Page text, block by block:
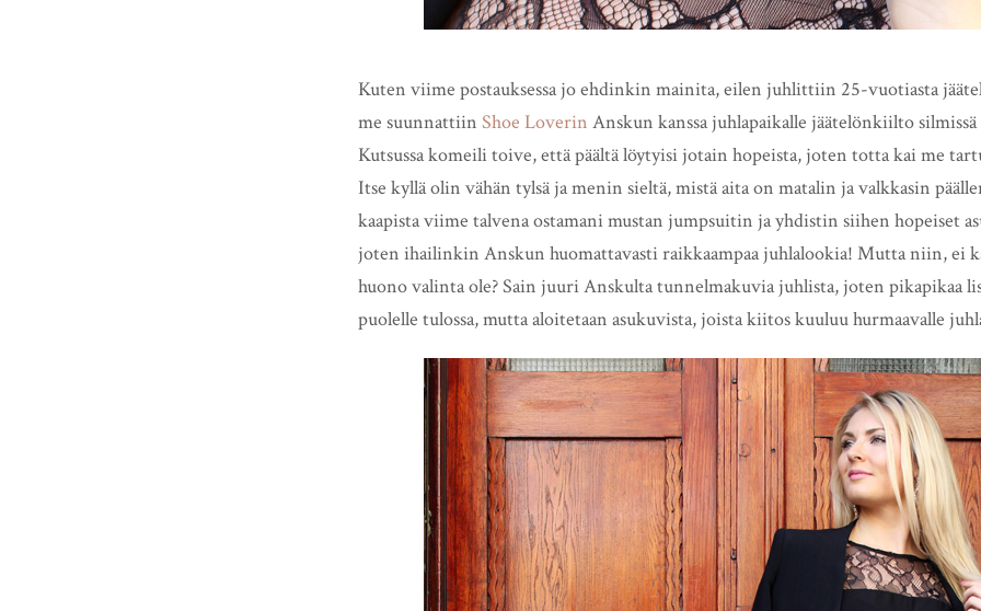
Kuten viime postauksessa jo ehdinkin mainita, eilen juhlittiin 25-vuotiasta
me suunnattiin Shoe Loverin Anskun kanssa juhlapaikalle jäätelönkiilto silmissä
Kutsussa komeili toive, että päältä löytyisi jotain hopeista, joten totta kai me
Itse kyllä olin vähän tylsä ja menin sieltä, mistä aita on matalin ja valkkasin
kaapista viime talvena ostamani mustan jumpsuitin ja yhdistin siihen hopeiset
joten ihailinkin Anskun huomattavasti raikkaampaa juhlalookia! Mutta niin, ei
huono valinta ole? Sain juuri Anskulta tunnelmakuvia juhlista, joten pikapikaa
puolelle tulossa, mutta aloitetaan asukuvista, joista kiitos kuuluu hurmaavalle